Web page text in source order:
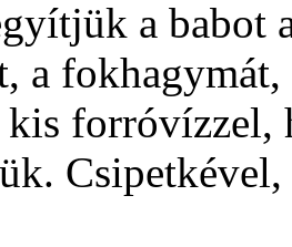
a babot
a
forróvízzel,